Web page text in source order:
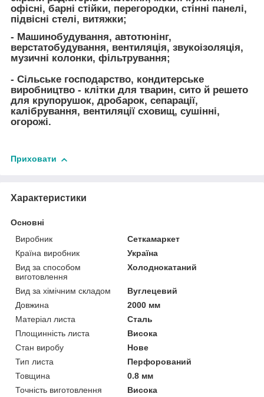
офісні, барні стійки, перегородки, стінні панелі,
підвісні стелі, витяжки;
- Машинобудування, автотюнінг,
верстатобудування, вентиляція, звукоізоляція,
музичні колонки, фільтрування;
- Сільське господарство, кондитерське
виробництво - клітки для тварин, сито й решето
для крупорушок, дробарок, сепарації,
калібрування, вентиляції сховищ, сушінні,
огорожі.
Приховати
Характеристики
Основні
Виробник
Сеткамаркет
Країна виробник
Україна
Вид за способом
виготовлення
Холоднокатаний
Вид за хімічним складом
Вуглецевий
Довжина
2000 мм
Матеріал листа
Сталь
Площинність листа
Висока
Стан виробу
Нове
Тип листа
Перфорований
Товщина
0.8 мм
Точність виготовлення
Висока